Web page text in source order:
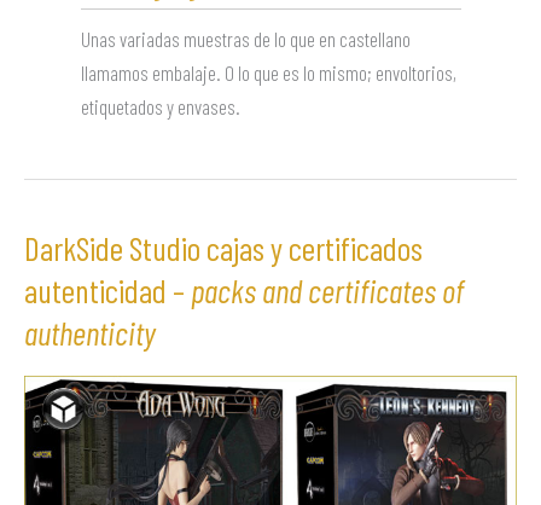
Unas variadas muestras de lo que en castellano
llamamos embalaje. O lo que es lo mismo; envoltorios,
etiquetados y envases.
DarkSide Studio cajas y certificados
autenticidad – packs and certificates of
authenticity
DarkSide
cajas
y
autenticidad
packs
and